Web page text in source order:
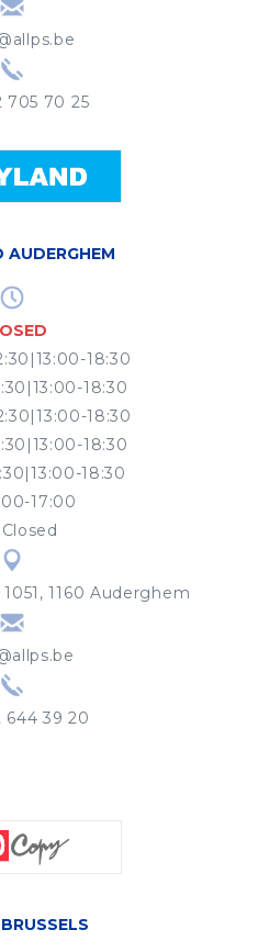
705 70 25
AUDERGHEM
18:30
18:30
18:30
18:30
18:30
17:00
Closed
1160 Auderghem
644 39 20